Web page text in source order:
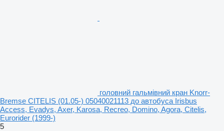
головний гальмівний кран Knorr-
Bremse CITELIS (01.05-) 05040021113 до автобуса Irisbus
Access, Evadys, Axer, Karosa, Recreo, Domino, Agora, Citelis,
Eurorider (1999-)
5